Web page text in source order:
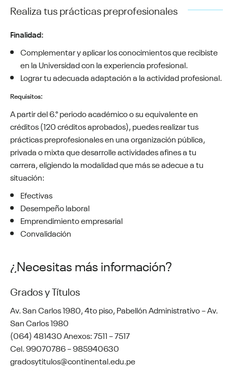
Realiza tus prácticas preprofesionales
Finalidad:
Complementar y aplicar los conocimientos que recibiste
en la Universidad con la experiencia profesional.
Lograr tu adecuada adaptación a la actividad profesional.
Requisitos:
A partir del 6.° periodo académico o su equivalente en
créditos (120 créditos aprobados), puedes realizar tus
prácticas preprofesionales en una organización pública,
privada o mixta que desarrolle actividades afines a tu
carrera, eligiendo la modalidad que más se adecue a tu
situación:
Efectivas
Desempeño laboral
Emprendimiento empresarial
Convalidación
¿Necesitas más información?
Grados y Títulos
Av. San Carlos 1980, 4to piso, Pabellón Administrativo – Av.
San Carlos 1980
(064) 481430 Anexos: 7511 – 7517
Cel. 99070786 – 985940630
gradosytitulos@continental.edu.pe